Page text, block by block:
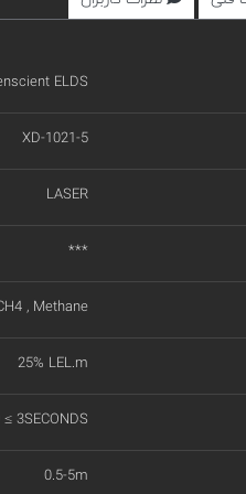
ELDS
XD-1021-5
LASER
***
, Methane
25% LEL.m
3SECONDS
0.5-5m